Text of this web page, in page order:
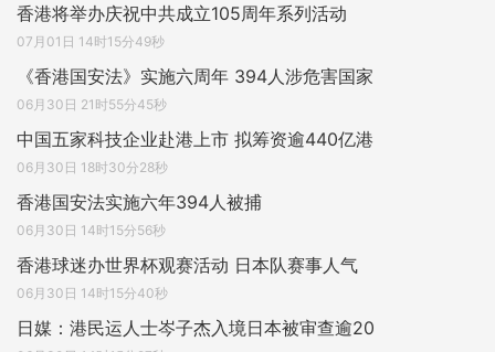
香港将举办庆祝中共成立105周年系列活动
07月01日 14时15分49秒
《香港国安法》实施六周年 394人涉危害国家
06月30日 21时55分45秒
中国五家科技企业赴港上市 拟筹资逾440亿港
06月30日 18时30分28秒
香港国安法实施六年394人被捕
06月30日 14时15分56秒
香港球迷办世界杯观赛活动 日本队赛事人气
06月30日 14时15分40秒
日媒：港民运人士岑子杰入境日本被审查逾20